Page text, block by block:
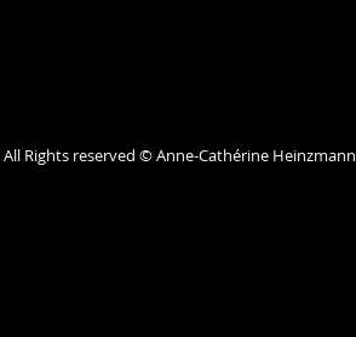
All Rights reserved © Anne-Cathérine